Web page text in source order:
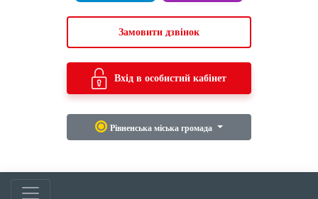
Замовити дзвінок
Вхід в особистий кабінет
Рівненська міська громада